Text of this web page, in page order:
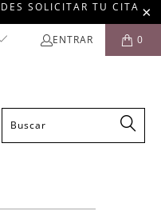
SOLICITAR TU CITA
ENTRAR 0